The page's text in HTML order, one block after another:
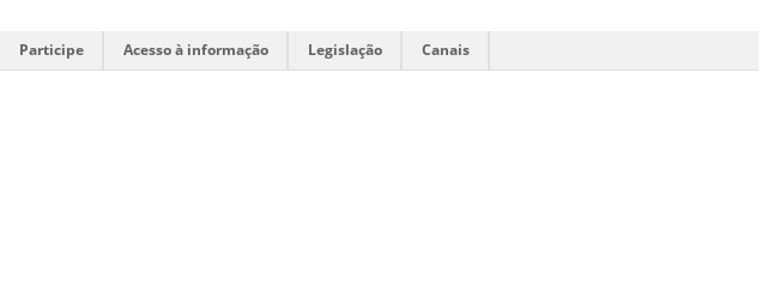
Participe Acesso à informação Legislação Canais